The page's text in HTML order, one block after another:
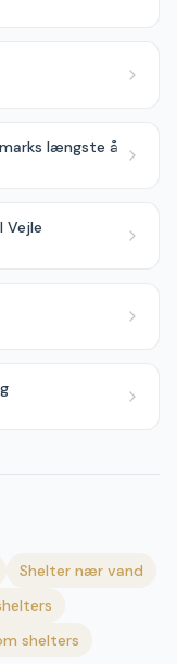
længste å
Vejle
Shelter nær vand
shelters